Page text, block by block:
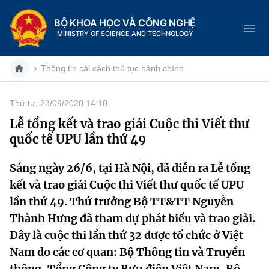
BỘ KHOA HỌC VÀ CÔNG NGHỆ
MINISTRY OF SCIENCE AND TECHNOLOGY
Danh mục
Trang chủ
Giới thiệu
Chức năng nhiệm vụ
Cơ cấu tổ chức
Lịch sử phát triển
Tin tức sự kiện
Khoa học và Công nghệ
Đổi mới sáng tạo
Hệ thống văn bản
Thông tin cải cách thủ tục hành chính
Thứ tư, 23/09/2020 14:10
Lễ tổng kết và trao giải Cuộc thi Viết thư
quốc tế UPU lần thứ 49
Sáng ngày 26/6, tại Hà Nội, đã diễn ra Lễ tổng
kết và trao giải Cuộc thi Viết thư quốc tế UPU
lần thứ 49. Thứ trưởng Bộ TT&TT Nguyễn
Thành Hưng đã tham dự phát biểu và trao giải.
Đây là cuộc thi lần thứ 32 được tổ chức ở Việt
Nam do các cơ quan: Bộ Thông tin và Truyền